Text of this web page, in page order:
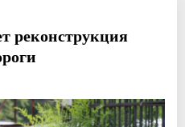
реконструкция